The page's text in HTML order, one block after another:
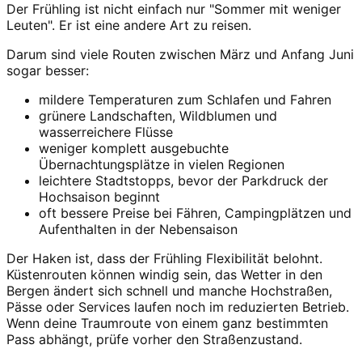
Der Frühling ist nicht einfach nur "Sommer mit weniger
Leuten". Er ist eine andere Art zu reisen.
Darum sind viele Routen zwischen März und Anfang Juni
sogar besser:
mildere Temperaturen zum Schlafen und Fahren
grünere Landschaften, Wildblumen und
wasserreichere Flüsse
weniger komplett ausgebuchte
Übernachtungsplätze in vielen Regionen
leichtere Stadtstopps, bevor der Parkdruck der
Hochsaison beginnt
oft bessere Preise bei Fähren, Campingplätzen und
Aufenthalten in der Nebensaison
Der Haken ist, dass der Frühling Flexibilität belohnt.
Küstenrouten können windig sein, das Wetter in den
Bergen ändert sich schnell und manche Hochstraßen,
Pässe oder Services laufen noch im reduzierten Betrieb.
Wenn deine Traumroute von einem ganz bestimmten
Pass abhängt, prüfe vorher den Straßenzustand.